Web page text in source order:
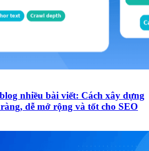
nhiều bài viết: Cách xây dựng
dễ mở rộng và tốt cho SEO